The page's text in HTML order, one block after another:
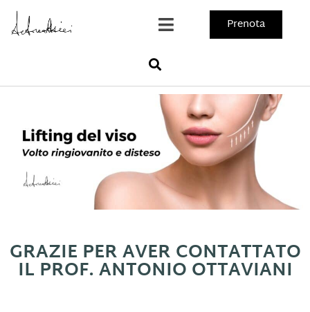
Prenota
GRAZIE PER AVER CONTATTATO
IL PROF. ANTONIO OTTAVIANI